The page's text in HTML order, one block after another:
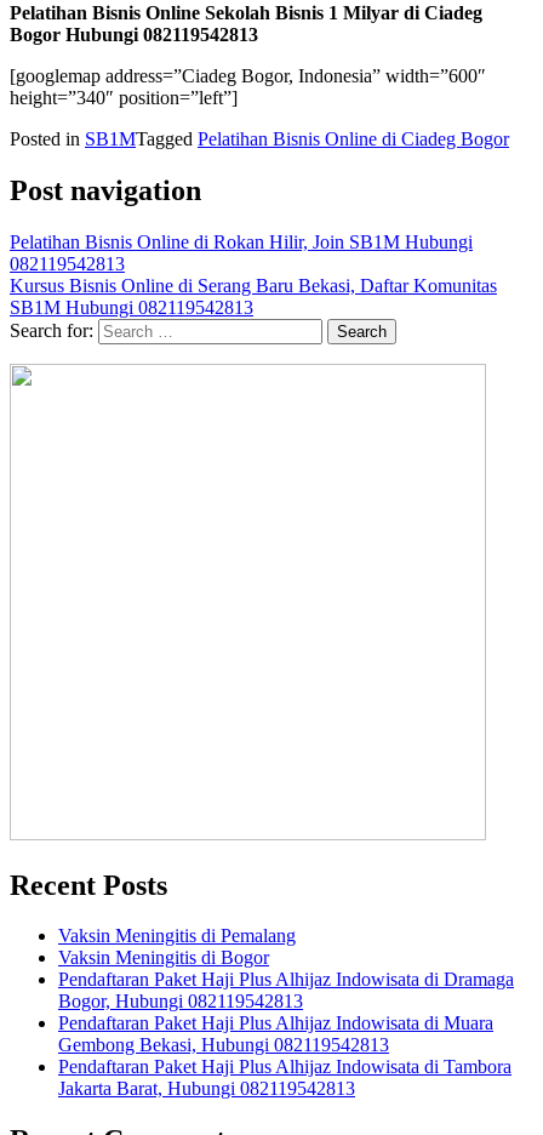
Pelatihan Bisnis Online Sekolah Bisnis 1 Milyar di Ciadeg
Bogor Hubungi 082119542813
[googlemap address=”Ciadeg Bogor, Indonesia” width=”600″
height=”340″ position=”left”]
Posted in SB1MTagged Pelatihan Bisnis Online di Ciadeg Bogor
Post navigation
Pelatihan Bisnis Online di Rokan Hilir, Join SB1M Hubungi
082119542813
Kursus Bisnis Online di Serang Baru Bekasi, Daftar Komunitas
SB1M Hubungi 082119542813
Search for:
Recent Posts
Vaksin Meningitis di Pemalang
Vaksin Meningitis di Bogor
Pendaftaran Paket Haji Plus Alhijaz Indowisata di Dramaga
Bogor, Hubungi 082119542813
Pendaftaran Paket Haji Plus Alhijaz Indowisata di Muara
Gembong Bekasi, Hubungi 082119542813
Pendaftaran Paket Haji Plus Alhijaz Indowisata di Tambora
Jakarta Barat, Hubungi 082119542813